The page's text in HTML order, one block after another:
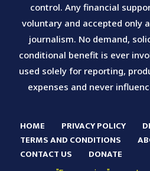
control. Any financial
voluntary and accepted only
journalism. No demand,
conditional benefit is ever
used solely for reporting,
expenses and never
HOME PRIVACY POLICY
TERMS AND CONDITIONS
CONTACT US
DONATE